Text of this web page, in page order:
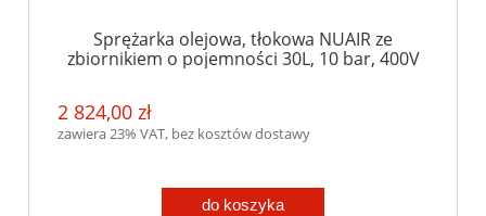
Sprężarka olejowa, tłokowa NUAIR ze
zbiornikiem o pojemności 30L, 10 bar, 400V
2 824,00 zł
zawiera 23% VAT, bez kosztów dostawy
do koszyka